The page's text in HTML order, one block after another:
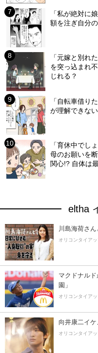
「私が絶対に
額を注ぎ自分
「元嫁と別れ
を突っ込まれ
じれる？
「自転車借り
が理解できな
「育休中でし
母のお願いを
関心!? 自体は
eltha
川島海荷さ
オリコンタイア
マクドナル
園」
オリコンタイア
向井康二イケ
オリコンタイア